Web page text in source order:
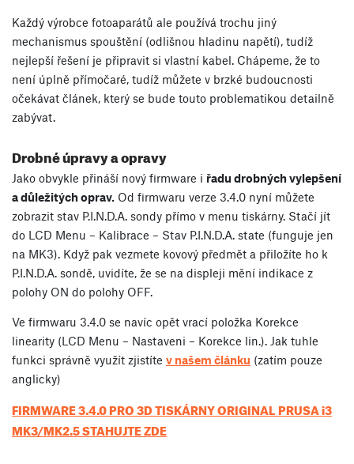
Každý výrobce fotoaparátů ale používá trochu jiný
mechanismus spouštění (odlišnou hladinu napětí), tudíž
nejlepší řešení je připravit si vlastní kabel. Chápeme, že to
není úplně přímočaré, tudíž můžete v brzké budoucnosti
očekávat článek, který se bude touto problematikou detailně
zabývat.
Drobné úpravy a opravy
Jako obvykle přináší nový firmware i řadu drobných vylepšení
a důležitých oprav. Od firmwaru verze 3.4.0 nyní můžete
zobrazit stav P.I.N.D.A. sondy přímo v menu tiskárny. Stačí jít
do LCD Menu – Kalibrace – Stav P.I.N.D.A. state (funguje jen
na MK3). Když pak vezmete kovový předmět a přiložíte ho k
P.I.N.D.A. sondě, uvidíte, že se na displeji mění indikace z
polohy ON do polohy OFF.
Ve firmwaru 3.4.0 se navíc opět vrací položka Korekce
linearity (LCD Menu – Nastaveni – Korekce lin.). Jak tuhle
funkci správně využít zjistíte v našem článku (zatím pouze
anglicky)
FIRMWARE 3.4.0 PRO 3D TISKÁRNY ORIGINAL PRUSA i3
MK3/MK2.5 STAHUJTE ZDE